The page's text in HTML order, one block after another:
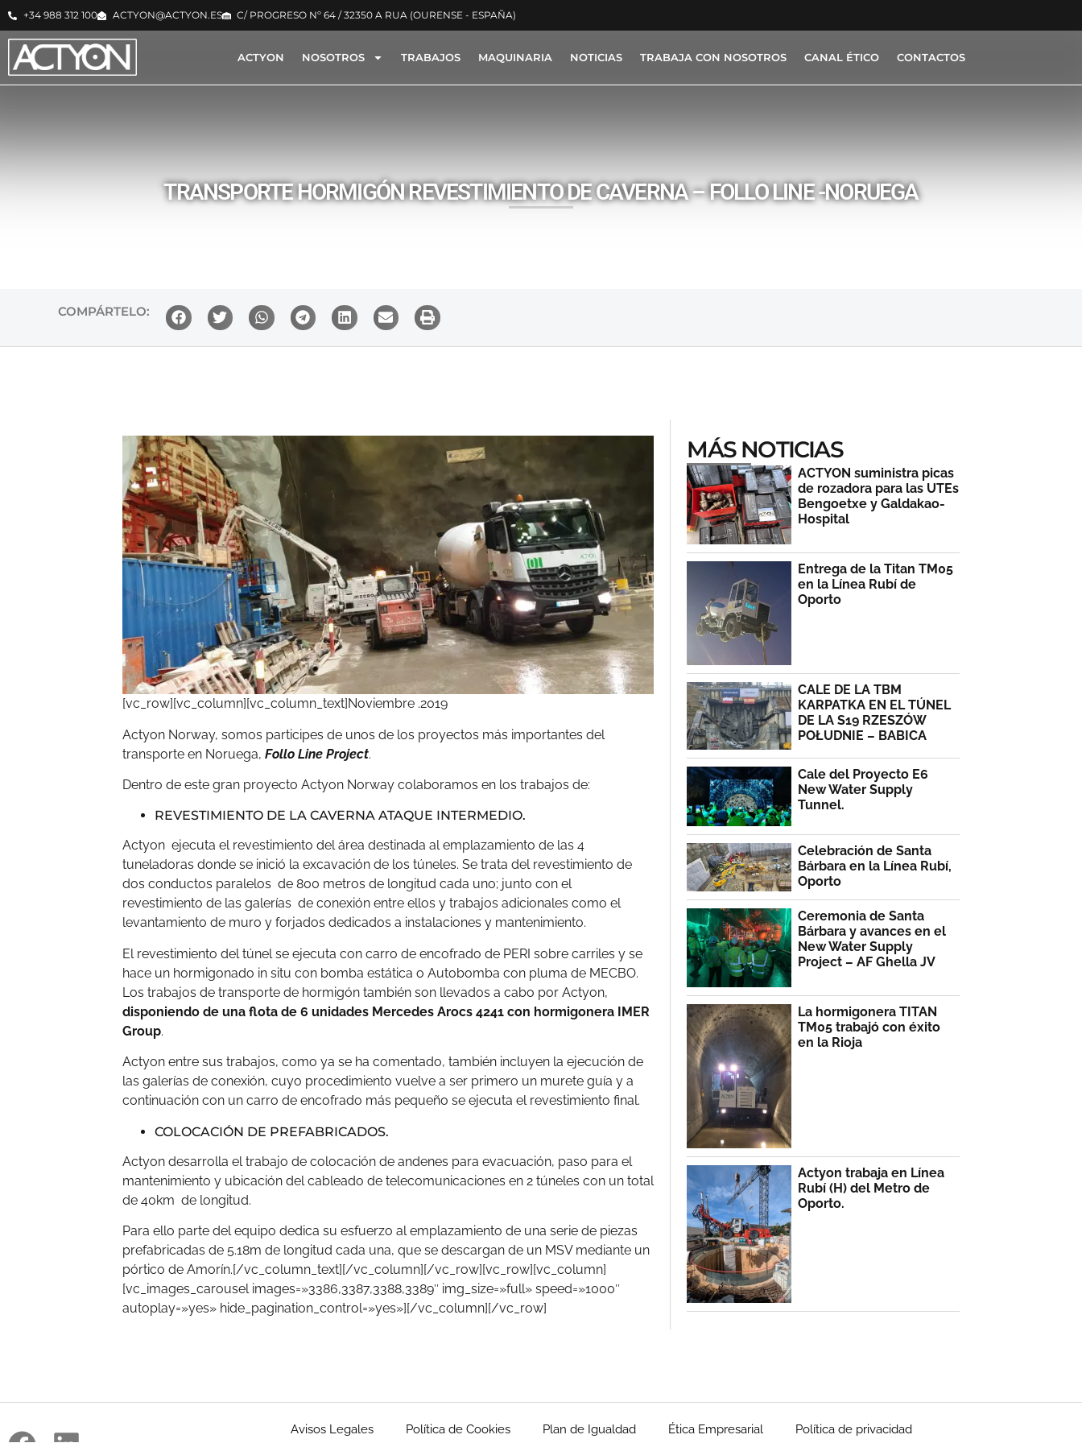
+34 988 312 100 ACTYON@ACTYON.ES C/ PROGRESO Nº 64 / 32350 A RUA (OURENSE - ESPAÑA)
ACTYON NOSOTROS TRABAJOS MAQUINARIA NOTICIAS TRABAJA CON NOSOTROS CANAL ÉTICO CONTACTOS
TRANSPORTE HORMIGÓN REVESTIMIENTO DE CAVERNA – FOLLO LINE -NORUEGA
COMPÁRTELO:
[vc_row][vc_column][vc_column_text]Noviembre .2019
Actyon Norway, somos participes de unos de los proyectos más importantes del
transporte en Noruega, Follo Line Project.
Dentro de este gran proyecto Actyon Norway colaboramos en los trabajos de:
REVESTIMIENTO DE LA CAVERNA ATAQUE INTERMEDIO.
Actyon ejecuta el revestimiento del área destinada al emplazamiento de las 4
tuneladoras donde se inició la excavación de los túneles. Se trata del revestimiento de
dos conductos paralelos de 800 metros de longitud cada uno; junto con el
revestimiento de las galerías de conexión entre ellos y trabajos adicionales como el
levantamiento de muro y forjados dedicados a instalaciones y mantenimiento.
El revestimiento del túnel se ejecuta con carro de encofrado de PERI sobre carriles y se
hace un hormigonado in situ con bomba estática o Autobomba con pluma de MECBO.
Los trabajos de transporte de hormigón también son llevados a cabo por Actyon,
disponiendo de una flota de 6 unidades Mercedes Arocs 4241 con hormigonera IMER
Group.
Actyon entre sus trabajos, como ya se ha comentado, también incluyen la ejecución de
las galerías de conexión, cuyo procedimiento vuelve a ser primero un murete guía y a
continuación con un carro de encofrado más pequeño se ejecuta el revestimiento final.
COLOCACIÓN DE PREFABRICADOS.
Actyon desarrolla el trabajo de colocación de andenes para evacuación, paso para el
mantenimiento y ubicación del cableado de telecomunicaciones en 2 túneles con un total
de 40km de longitud.
Para ello parte del equipo dedica su esfuerzo al emplazamiento de una serie de piezas
prefabricadas de 5.18m de longitud cada una, que se descargan de un MSV mediante un
pórtico de Amorín.[/vc_column_text][/vc_column][/vc_row][vc_row][vc_column]
[vc_images_carousel images=»3386,3387,3388,3389″ img_size=»full» speed=»1000″
autoplay=»yes» hide_pagination_control=»yes»][/vc_column][/vc_row]
MÁS NOTICIAS
ACTYON suministra picas
de rozadora para las UTEs
Bengoetxe y Galdakao-
Hospital
Entrega de la Titan TM05
en la Línea Rubí de
Oporto
CALE DE LA TBM
KARPATKA EN EL TÚNEL
DE LA S19 RZESZÓW
POŁUDNIE – BABICA
Cale del Proyecto E6
New Water Supply
Tunnel.
Celebración de Santa
Bárbara en la Línea Rubí,
Oporto
Ceremonia de Santa
Bárbara y avances en el
New Water Supply
Project – AF Ghella JV
La hormigonera TITAN
TM05 trabajó con éxito
en la Rioja
Actyon trabaja en Línea
Rubí (H) del Metro de
Oporto.
Avisos Legales Política de Cookies Plan de Igualdad Ética Empresarial Política de privacidad